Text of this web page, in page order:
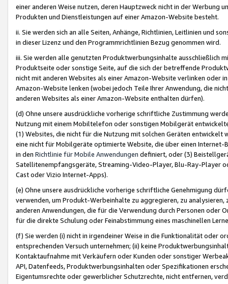
einer anderen Weise nutzen, deren Hauptzweck nicht in der Werbung
Produkten und Dienstleistungen auf einer Amazon-Website besteht.
ii. Sie werden sich an alle Seiten, Anhänge, Richtlinien, Leitlinien und
in dieser Lizenz und den Programmrichtlinien Bezug genommen wird.
iii. Sie werden alle genutzten Produktwerbungsinhalte ausschließlich
Produktseite oder sonstige Seite, auf die sich der betreffende
nicht mit anderen Websites als einer Amazon-Website verlinken oder
Amazon-Website lenken (wobei jedoch Teile Ihrer Anwendung, die
anderen Websites als einer Amazon-Website enthalten dürfen).
(d) Ohne unsere ausdrückliche vorherige schriftliche Zustimmung
Nutzung mit einem Mobiltelefon oder sonstigen Mobilgerät
(1) Websites, die nicht für die Nutzung mit solchen Geräten
eine nicht für Mobilgeräte optimierte Website, die über einen
in den Richtlinie für Mobile Anwendungen definiert, oder (3)
Satellitenempfangsgeräte, Streaming-Video-Player, Blu-Ray-Player
Cast oder Vizio Internet-Apps).
(e) Ohne unsere ausdrückliche vorherige schriftliche Genehmigung
verwenden, um Produkt-Werbeinhalte zu aggregieren, zu
anderen Anwendungen, die für die Verwendung durch Personen
für die direkte Schulung oder Feinabstimmung eines maschinellen
(f) Sie werden (i) nicht in irgendeiner Weise in die Funktionalität oder
entsprechenden Versuch unternehmen; (ii) keine
Kontaktaufnahme mit Verkäufern oder Kunden oder sonstiger
API, Datenfeeds, Produktwerbungsinhalten oder Spezifikationen
Eigentumsrechte oder gewerblicher Schutzrechte, nicht entfernen,